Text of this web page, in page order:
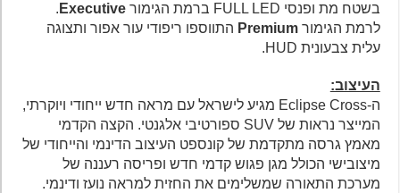
בשטח מת ופנסי FULL LED ברמת הגימור
Executive
.
לרמת הגימורPremiumהתווספו ריפודי עור אפור ותצוגה
עלית צבעונית HUD.
העיצוב:
ה-Eclipse Cross מגיע לישראל עם מראה חדש ייחודי ויוקרתי,
המייצר נראות של SUV ספורטיבי אלגנטי. הקצה הקדמי
מאמץ גרסה מתקדמת של קונספט העיצוב הדינמי והייחודי של
מיצובישי הכולל מגן פגוש קדמי חדש ופריסה רעננה של
מערכת התאורה שמשלימים את החזית למראה נועז ודינמי.